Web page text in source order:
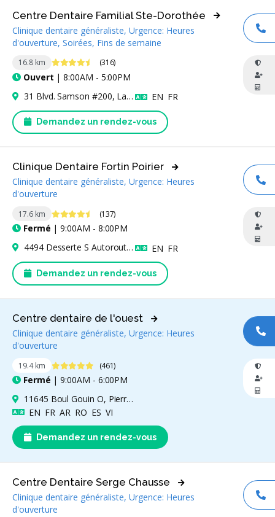
16.8 km 4.7 étoiles (316)
Ouvert | 8:00AM - 5:00PM
Centre Dentaire Familial Ste-Dorothée
Clinique dentaire généraliste, Urgence: Heures
d'ouverture, Soirées, Fins de semaine
Demandez un rendez-vous
31 Blvd. Samson #200, Laval, QC H7X 3S5, Canada EN Anglais
FR
17.6 km 4.6 étoiles (137)
Fermé | 9:00AM - 8:00PM
Clinique Dentaire Fortin Poirier
Clinique dentaire généraliste, Urgence: Heures
d'ouverture
Demandez un rendez-vous
4494 Desserte S Autoroute 440 Suite 250, Laval, QC H7T 2P7, Canada EN Anglais
FR
19.4 km 4.8 étoiles (461)
Fermé | 9:00AM - 6:00PM
Centre dentaire de l'ouest
Clinique dentaire généraliste, Urgence: Heures
d'ouverture
Demandez un rendez-vous
11645 Boul Gouin O, Pierrefonds, QC H8Y 1Y4, Canada
EN Anglais
FR Français
AR Arabe
RO Roumain
ES Espagnol
VI
Centre Dentaire Serge Chausse
Clinique dentaire généraliste, Urgence: Heures
d'ouverture